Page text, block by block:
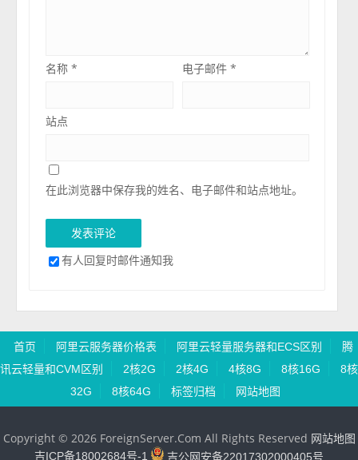
名称* 电子邮件*
站点
在此浏览器中保存我的姓名、电子邮件和站点地址。
有人回复时邮件通知我
首页 阿里云服务器价格表 阿里云轻量服务器和ECS区别
腾
讯云轻量和CVM区别
2核2G 2核4G 4核8G 8核16G
8核
32G
8核64G 标签归档 网站地图
Copyright © 2026 ForeignServer.Com All Rights Reserved 网站地图
吉ICP备18002684号-1
吉公网安备22017302000405号